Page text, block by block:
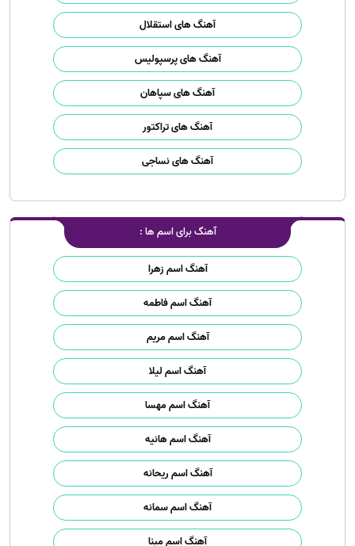
آهنگ های استقلال
آهنگ های پرسپولیس
آهنگ های سپاهان
آهنگ های تراکتور
آهنگ های نساجی
آهنگ برای اسم ها :
آهنگ اسم زهرا
آهنگ اسم فاطمه
آهنگ اسم مریم
آهنگ اسم لیلا
آهنگ اسم مهسا
آهنگ اسم هانیه
آهنگ اسم ریحانه
آهنگ اسم سمانه
آهنگ اسم مینا